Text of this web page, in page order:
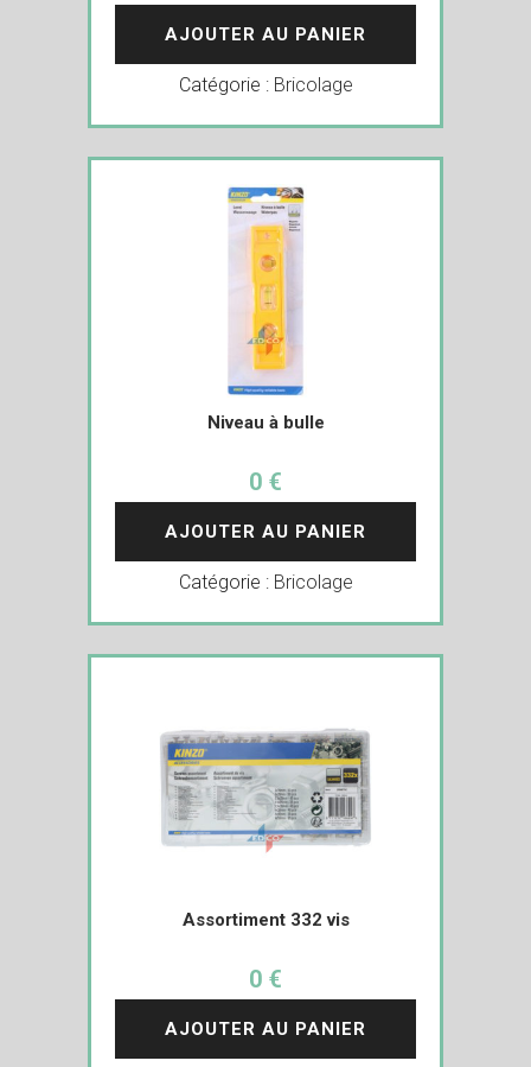
AJOUTER AU PANIER
Catégorie : Bricolage
Niveau à bulle
0 €
AJOUTER AU PANIER
Catégorie : Bricolage
Assortiment 332 vis
0 €
AJOUTER AU PANIER